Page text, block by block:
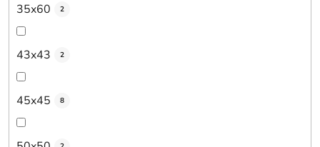
35x60 2
43x43 2
45x45 8